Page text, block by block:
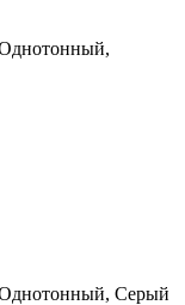
Серый